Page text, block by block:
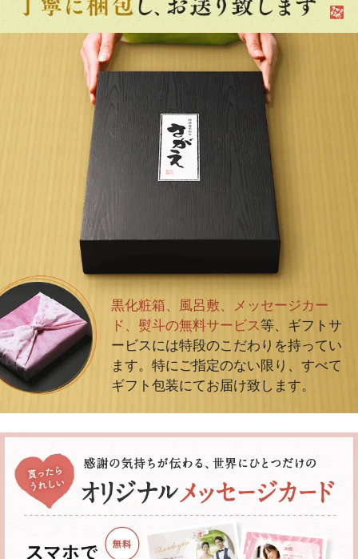
黒化粧箱、風呂敷、メッセージカー
ド、熨斗の無料サービス等、ギフトサ
ービスには特段のこだわりを持ってい
ます。特にご指定のない限り、すべて
ギフト包装にてお届け致します。